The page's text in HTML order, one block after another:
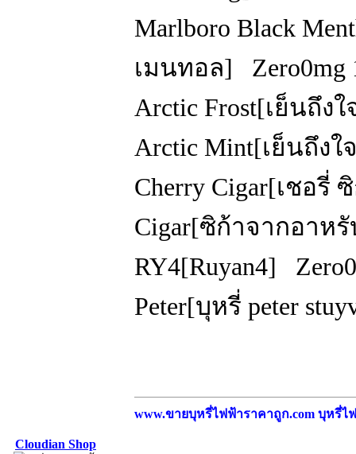
Marlboro Black
เมนทอล] Zero0mg
Arctic Frost[เย็นถึง
Arctic Mint[เย็นถึง
Cherry Cigar[เชอรี่
Cigar[ซิก้าจากอาห
RY4[Ruyan4]
Peter[บุหรี่ peter
www.ขายบุหรี่ไฟฟ้าราคาถูก.com บุหรี่ไ
Cloudian Shop